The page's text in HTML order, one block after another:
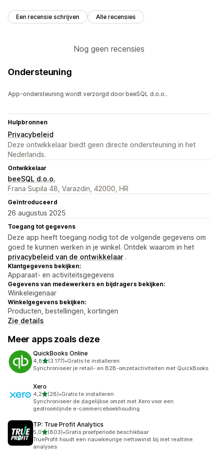
Een recensie schrijven Alle recensies
Nog geen recensies
Ondersteuning
App-ondersteuning wordt verzorgd door beeSQL d.o.o..
Hulpbronnen
Privacybeleid
Deze ontwikkelaar biedt geen directe ondersteuning in het
Nederlands.
Ontwikkelaar
beeSQL d.o.o.
Frana Supila 48, Varazdin, 42000, HR
Geïntroduceerd
26 augustus 2025
Toegang tot gegevens
Deze app heeft toegang nodig tot de volgende gegevens om
goed te kunnen werken in je winkel. Ontdek waarom in het
privacybeleid van de ontwikkelaar .
Klantgegevens bekijken:
Apparaat- en activiteitsgegevens
Gegevens van medewerkers en bijdragers bekijken:
Winkeleigenaar
Winkelgegevens bekijken:
Producten, bestellingen, kortingen
Zie details
Meer apps zoals deze
QuickBooks Online
4,8van 5 sterren
(3.177)
3177 recensies in totaal
•Gratis te installeren
Synchroniseer je retail- en B2B-omzetactiviteiten met QuickBooks
Xero
4,2van 5 sterren
(28)
28 recensies in totaal
•Gratis te installeren
Synchroniseer de dagelijkse omzet met Xero voor een
gestroomlijnde e-commerceboekhouding.
TP: True Profit Analytics
5,0van 5 sterren
(803)
803 recensies in totaal
•Gratis proefperiode beschikbaar
TrueProfit houdt een nauwkeurige nettowinst bij met realtime
analyses